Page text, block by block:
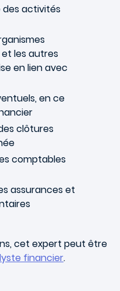
activités
les autres
en lien avec
en ce
clôtures
comptables
assurances et
cet expert peut être
financier.